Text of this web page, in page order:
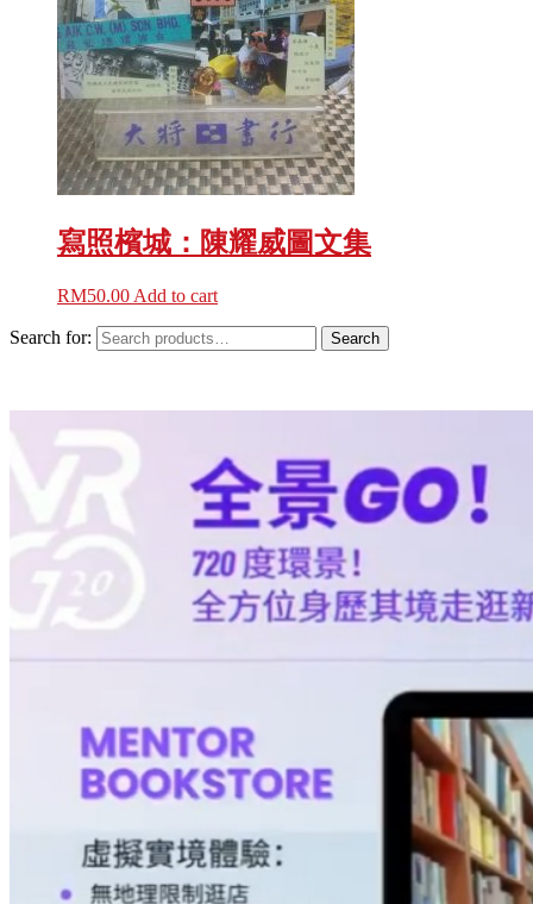
寫照檳城：陳耀威圖文集
RM50.00 Add to cart
Search for: Search